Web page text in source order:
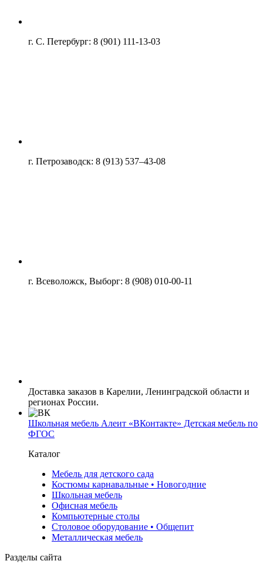
г. С. Петербург: 8 (901) 111-13-03
г. Петрозаводск: 8 (913) 537–43-08
г. Всеволожск, Выборг: 8 (908) 010-00-11
Доставка заказов в Карелии, Ленинградской области и
регионах России.
Школьная мебель Алеит «ВКонтакте» Детская мебель по
ФГОС
Каталог
Мебель для детского сада
Костюмы карнавальные • Новогодние
Школьная мебель
Офисная мебель
Компьютерные столы
Столовое оборудование • Общепит
Металлическая мебель
Разделы сайта